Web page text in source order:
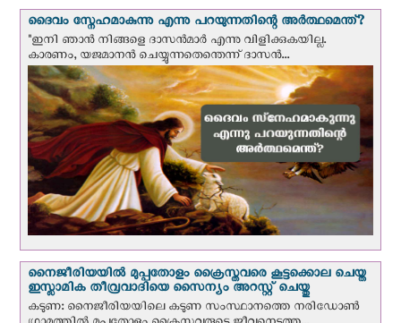
ദൈവം സ്നേഹമാകുന്നു എന്നു പറയുന്നതിന്റെ അർത്ഥമെന്ത്?
"ഇനി ഞാന്‍ നിങ്ങളെ ദാസന്‍മാര്‍ എന്നു വിളിക്കുകയില്ല.
കാരണം, യജമാനന്‍ ചെയ്യുന്നതെന്തെന്ന് ദാസന്‍...
നൈജീരിയയില്‍ മുപ്പതോളം ക്രൈസ്തവരെ കൂട്ടക്കൊല ചെയ്ത
ഇസ്ലാമിക തീവ്രവാദിയെ സൈന്യം അറസ്റ്റ് ചെയ്തു
കടുണ: നൈജീരിയയിലെ കടുണ സംസ്ഥാനത്തെ നരിഡോൺ